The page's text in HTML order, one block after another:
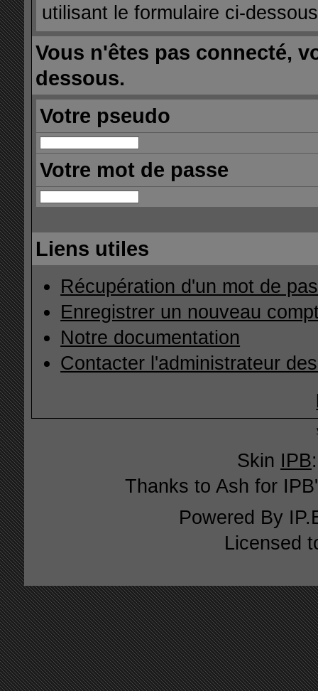
utilisant le formulaire ci-
Vous n'êtes pas connecté,
dessous.
Votre pseudo
Votre mot de passe
Liens utiles
Récupération d'un mot de
Enregistrer un nouveau
Notre documentation
Contacter l'administrateur
Skin IPB
Thanks to Ash for
Powered By
Licensed